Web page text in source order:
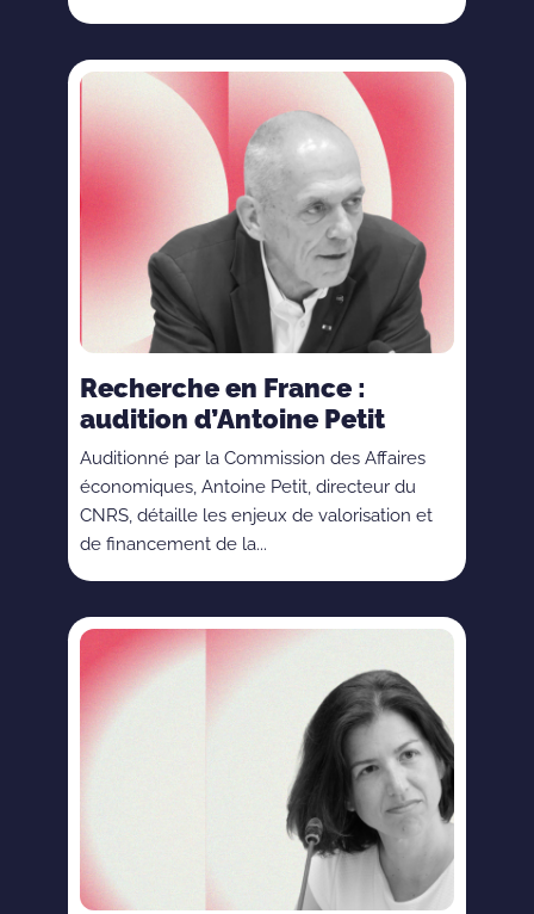
Recherche en France :
audition d’Antoine Petit
Auditionné par la Commission des Affaires
économiques, Antoine Petit, directeur du
CNRS, détaille les enjeux de valorisation et
de financement de la...